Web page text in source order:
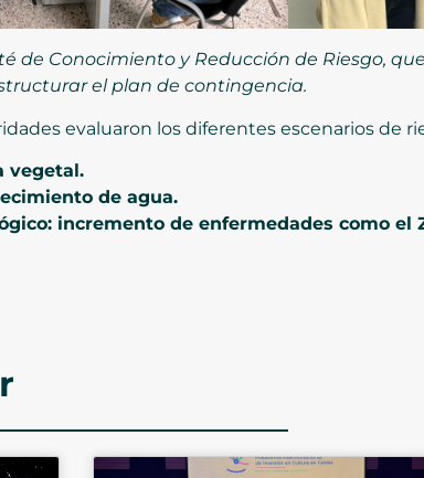
de Conocimiento y Reducción de Riesgo,
el plan de contingencia.
evaluaron los diferentes escenarios de
vegetal.
de agua.
incremento de enfermedades como